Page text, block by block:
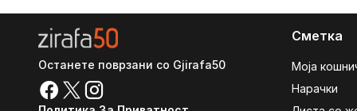
Останете поврзани со Gjirafa50
Сметка
Моја
Нарачки